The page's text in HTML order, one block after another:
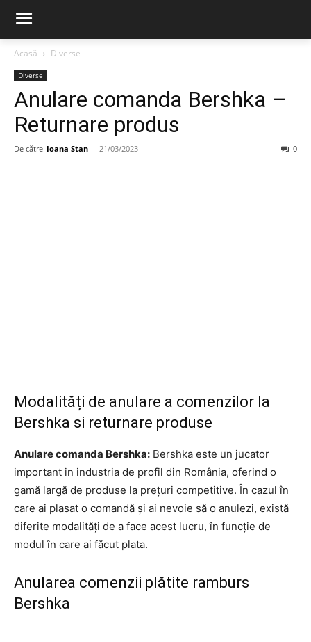
Acasă Diverse
Diverse
Anulare comanda Bershka –
Returnare produs
De către Ioana Stan - 21/03/2023 0
Modalități de anulare a comenzilor la
Bershka si returnare produse
Anulare comanda Bershka: Bershka este un jucator
important in industria de profil din România, oferind o
gamă largă de produse la prețuri competitive. În cazul în
care ai plasat o comandă și ai nevoie să o anulezi, există
diferite modalități de a face acest lucru, în funcție de
modul în care ai făcut plata.
Anularea comenzii plătite ramburs
Bershka